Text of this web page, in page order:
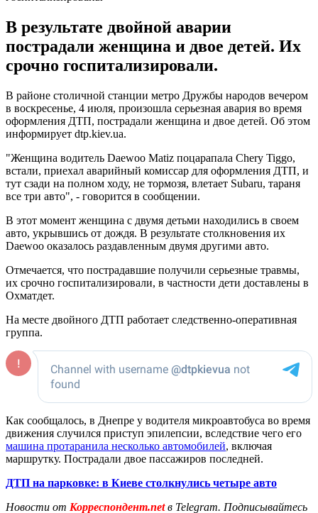
В результате двойной аварии
пострадали женщина и двое детей. Их
срочно госпитализировали.
В районе столичной станции метро Дружбы народов вечером
в воскресенье, 4 июля, произошла серьезная авария во время
оформления ДТП, пострадали женщина и двое детей. Об этом
информирует dtp.kiev.ua.
"Женщина водитель Daewoo Matiz поцарапала Chery Tiggo,
встали, приехал аварийный комиссар для оформления ДТП, и
тут сзади на полном ходу, не тормозя, влетает Subaru, тараня
все три авто", - говорится в сообщении.
В этот момент женщина с двумя детьми находились в своем
авто, укрывшись от дождя. В результате столкновения их
Daewoo оказалось раздавленным двумя другими авто.
Отмечается, что пострадавшие получили серьезные травмы,
их срочно госпитализировали, в частности дети доставлены в
Охматдет.
На месте двойного ДТП работает следственно-оперативная
группа.
Как сообщалось, в Днепре у водителя микроавтобуса во время
движения случился приступ эпилепсии, вследствие чего его
машина протаранила несколько автомобилей, включая
маршрутку. Пострадали двое пассажиров последней.
ДТП на парковке: в Киеве столкнулись четыре авто
Новости от Корреспондент.netв Telegram. Подписывайтесь